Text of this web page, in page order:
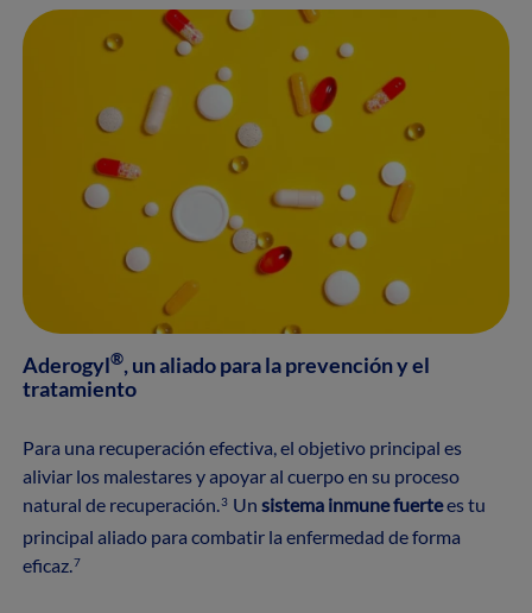
Aderogyl®, un aliado para la prevención y el
tratamiento
Para una recuperación efectiva, el objetivo principal es
aliviar los malestares y apoyar al cuerpo en su proceso
natural de recuperación.3 Un sistema inmune fuertees tu
principal aliado para combatir la enfermedad de forma
eficaz.7